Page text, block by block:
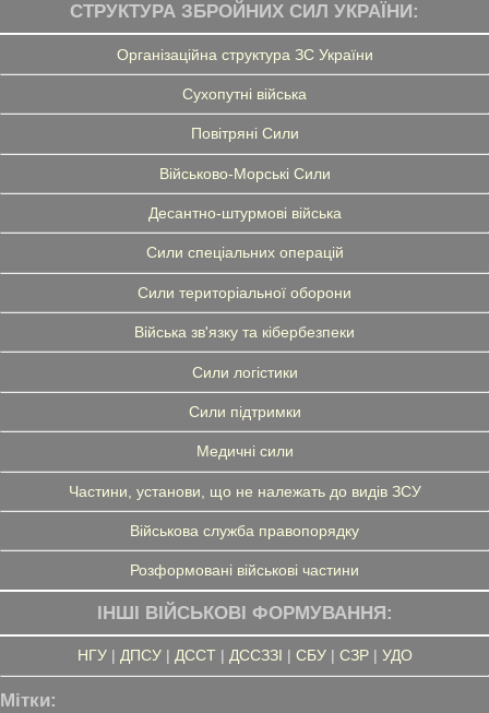
СТРУКТУРА ЗБРОЙНИХ СИЛ УКРАЇНИ:
Організаційна структура ЗС України
Сухопутні війська
Повітряні Сили
Військово-Морські Сили
Десантно-штурмові війська
Сили спеціальних операцій
Сили територіальної оборони
Війська зв'язку та кібербезпеки
Сили логістики
Сили підтримки
Медичні сили
Частини, установи, що не належать до видів ЗСУ
Військова служба правопорядку
Розформовані військові частини
ІНШІ ВІЙСЬКОВІ ФОРМУВАННЯ:
НГУ| ДПСУ| ДССТ| ДССЗЗІ | СБУ| СЗР| УДО
Мітки: